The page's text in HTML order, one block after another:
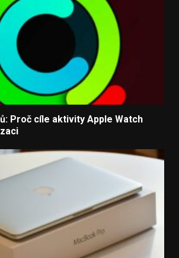
Proč cíle aktivity Apple Watch